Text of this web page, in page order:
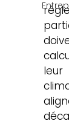
leur